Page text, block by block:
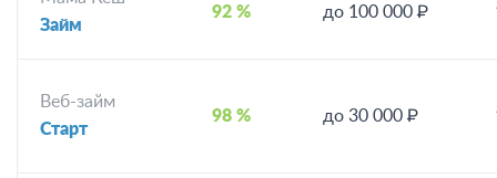
Займ
92 % до 100 000 ₽
Веб-займ
Старт
98 % до 30 000 ₽